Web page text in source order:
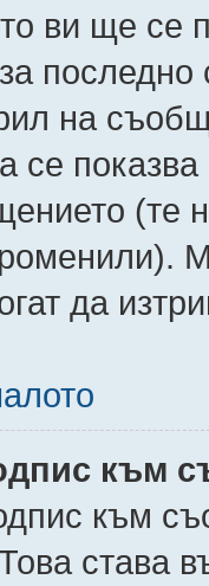
ви ще се
на
се
(те
да
към
към